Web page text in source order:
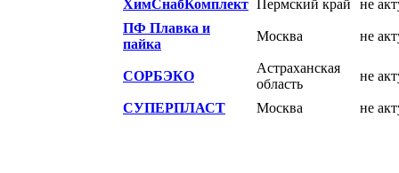
ХимСнабКомплект Пермский край
не
ПФ Плавка и
пайка
Москва не
СОРБЭКО
Астраханская
область
не
СУПЕРПЛАСТ Москва не